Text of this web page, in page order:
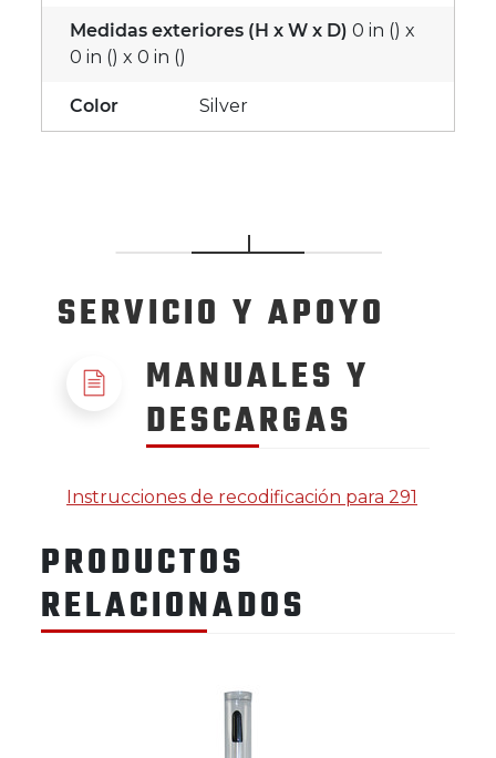
Medidas exteriores (H x W x D) 0 in () x
0 in () x 0 in ()
Color Silver
SERVICIO Y APOYO
MANUALES Y
DESCARGAS
Instrucciones de recodificación para 291
PRODUCTOS
RELACIONADOS